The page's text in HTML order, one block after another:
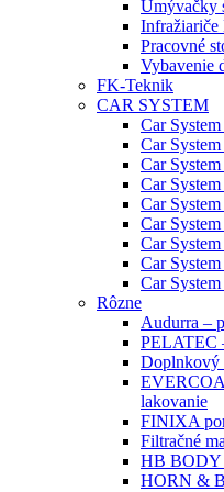
Umývačky
Pracovné
Vybavenie
FK-Teknik
CAR SYSTEM
Car
Car
Car
Car
Car
Car
Car
Car
Car
Rôzne
Audurra –
PELATEC
Doplnkový
lakovanie
FINIXA
Filtračné
HB BODY
HORN &